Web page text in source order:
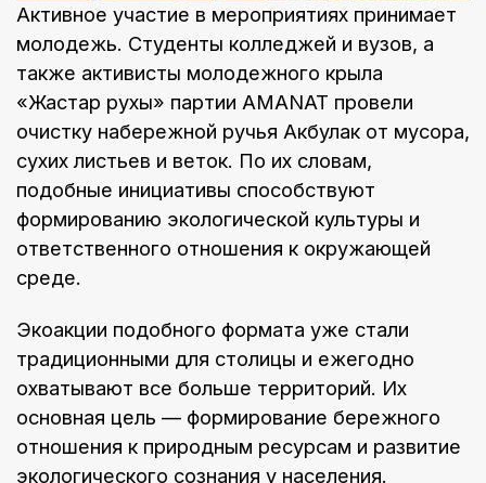
Активное участие в мероприятиях принимает
молодежь. Студенты колледжей и вузов, а
также активисты молодежного крыла
«Жастар рухы» партии AMANAT провели
очистку набережной ручья Акбулак от мусора,
сухих листьев и веток. По их словам,
подобные инициативы способствуют
формированию экологической культуры и
ответственного отношения к окружающей
среде.
Экоакции подобного формата уже стали
традиционными для столицы и ежегодно
охватывают все больше территорий. Их
основная цель — формирование бережного
отношения к природным ресурсам и развитие
экологического сознания у населения.